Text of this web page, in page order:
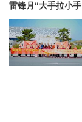
雷锋月“大手拉小